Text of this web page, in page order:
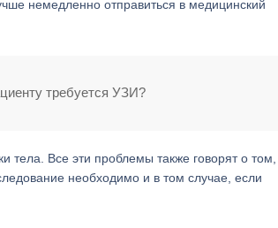
немедленно отправиться в медицинский
требуется УЗИ?
тела. Все эти проблемы также говорят о том,
необходимо и в том случае, если